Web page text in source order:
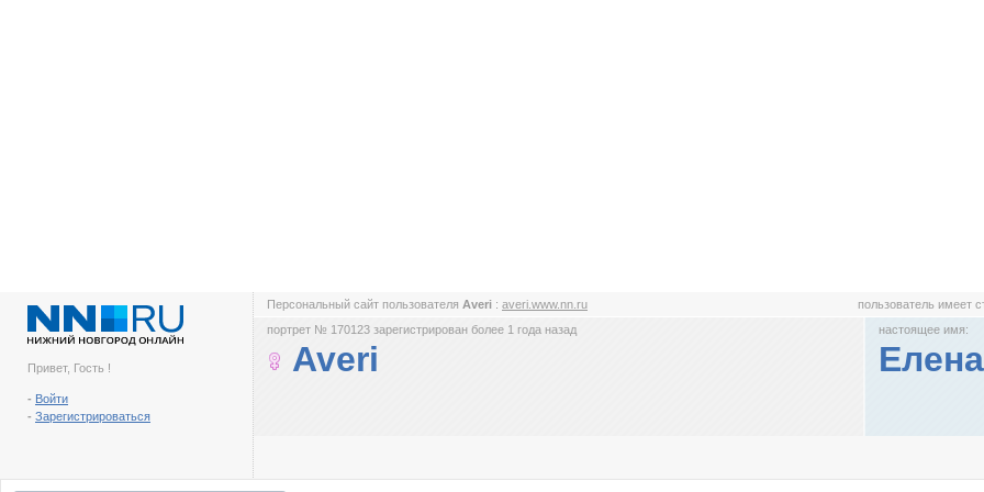
Привет, Гость !
- Войти
- Зарегистрироваться
Персональный сайт пользователя Averi : averi.www.nn.ru пользователь имеет
портрет № 170123 зарегистрирован более 1 года назад
Averi
настоящее имя:
Елена